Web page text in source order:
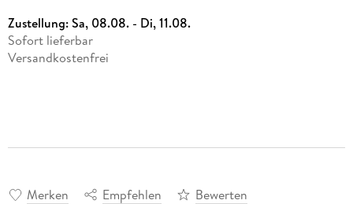
Zustellung:Sa, 08.08. - Di, 11.08.
Sofort lieferbar
Versandkostenfrei
Merken Empfehlen Bewerten